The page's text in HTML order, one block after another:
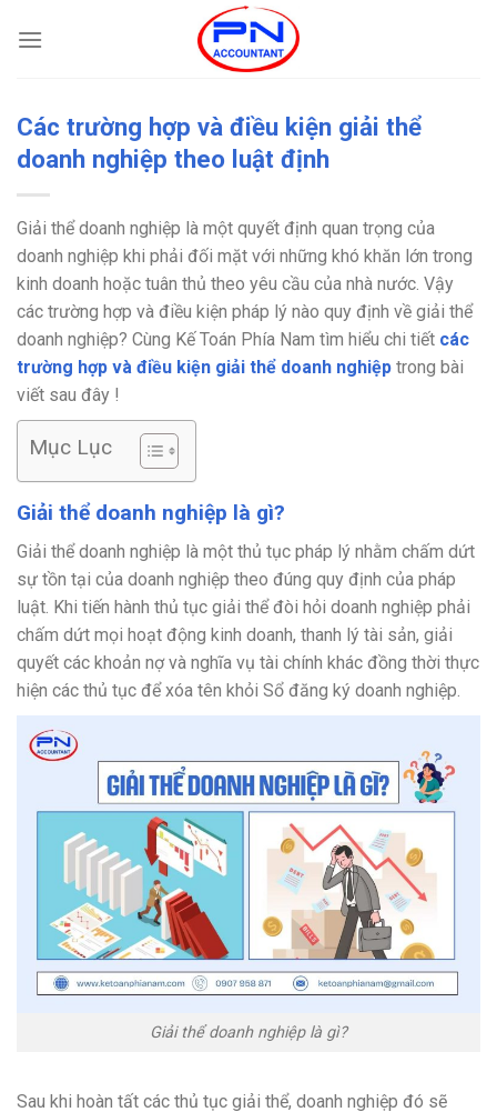
qua
Các trường hợp và điều kiện giải thể
doanh nghiệp theo luật định
Giải thể doanh nghiệp là một quyết định quan trọng của
doanh nghiệp khi phải đối mặt với những khó khăn lớn trong
kinh doanh hoặc tuân thủ theo yêu cầu của nhà nước. Vậy
các trường hợp và điều kiện pháp lý nào quy định về giải thể
doanh nghiệp? Cùng Kế Toán Phía Nam tìm hiểu chi tiết các
trường hợp và điều kiện giải thể doanh nghiệp trong bài
viết sau đây !
Mục Lục
Giải thể doanh nghiệp là gì?
Giải thể doanh nghiệp là một thủ tục pháp lý nhằm chấm dứt
sự tồn tại của doanh nghiệp theo đúng quy định của pháp
luật. Khi tiến hành thủ tục giải thể đòi hỏi doanh nghiệp phải
chấm dứt mọi hoạt động kinh doanh, thanh lý tài sản, giải
quyết các khoản nợ và nghĩa vụ tài chính khác đồng thời thực
hiện các thủ tục để xóa tên khỏi Sổ đăng ký doanh nghiệp.
Giải thể doanh nghiệp là gì?
Sau khi hoàn tất các thủ tục giải thể, doanh nghiệp đó sẽ